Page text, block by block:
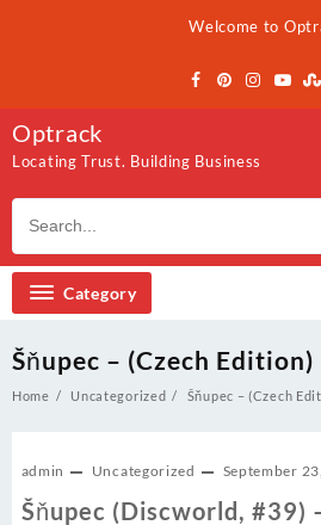
Welcome to
Optrack
Locating Trust. Building Business
Category
Šňupec – (Czech Edition)
Home Uncategorized Šňupec – (Czech
admin Uncategorized September
Šňupec (Discworld, #39)